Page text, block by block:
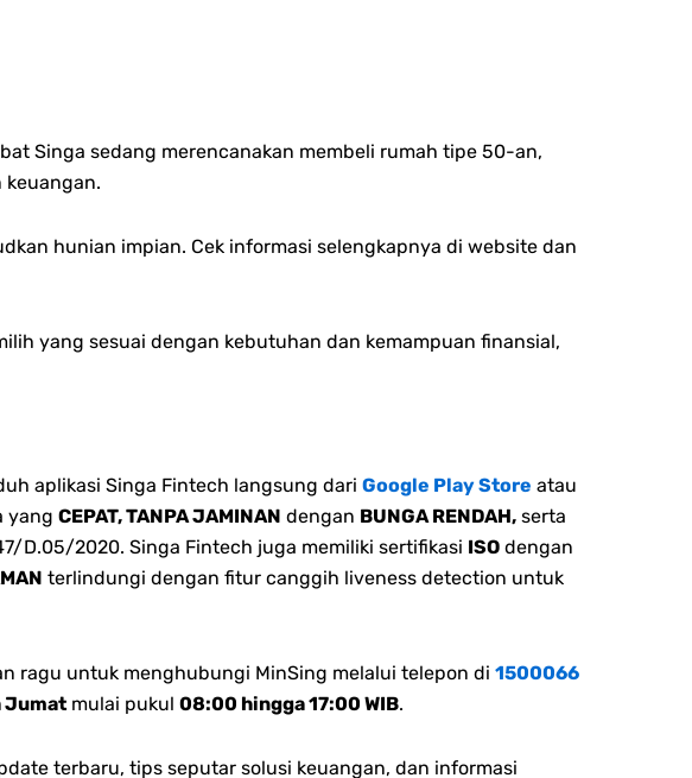
Singa sedang merencanakan membeli rumah tipe 50-an,
hunian impian. Cek informasi selengkapnya di website dan
yang sesuai dengan kebutuhan dan kemampuan finansial,
aplikasi Singa Fintech langsung dari Google Play Store atau
yang CEPAT, TANPA JAMINAN dengan BUNGA RENDAH, serta
D.05/2020. Singa Fintech juga memiliki sertifikasi ISO dengan
terlindungi dengan fitur canggih liveness detection untuk
ragu untuk menghubungi MinSing melalui telepon di 1500066
Jumat mulai pukul 08:00 hingga 17:00 WIB.
terbaru, tips seputar solusi keuangan, dan informasi